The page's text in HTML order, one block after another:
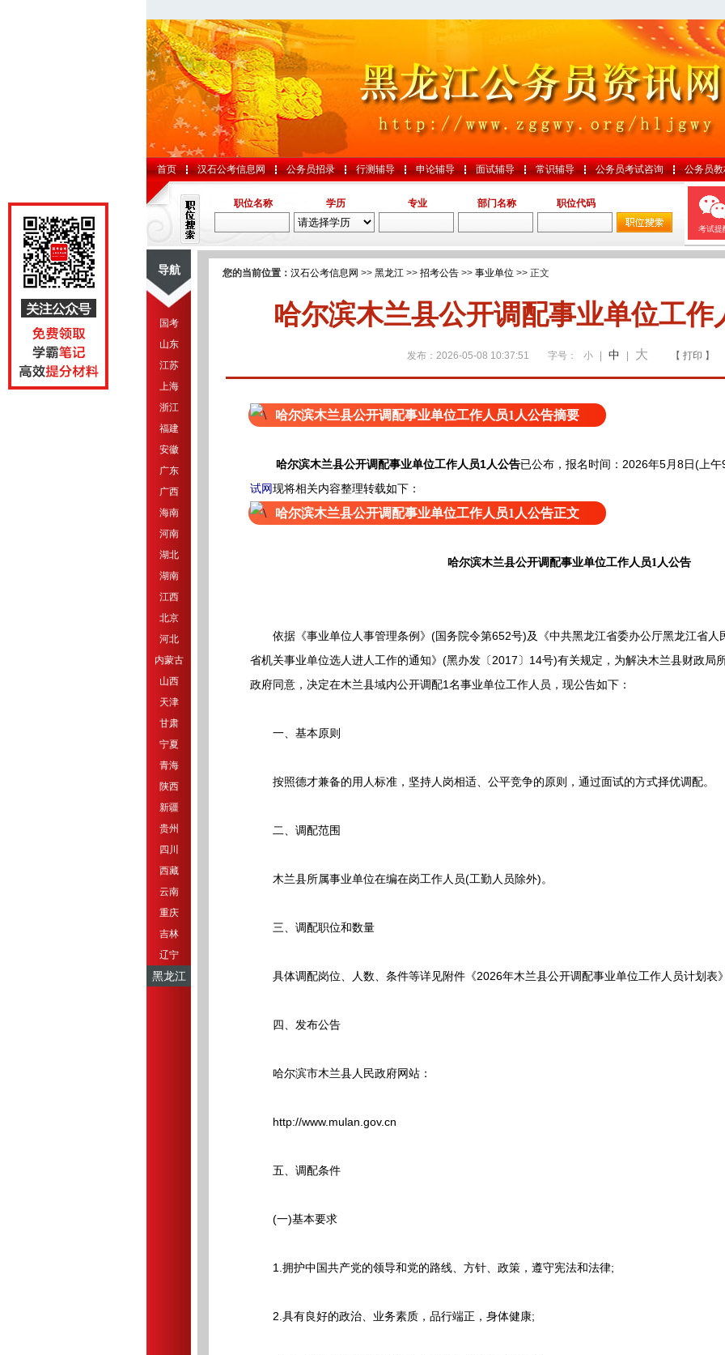
首页 汉石公考信息网 公务员招录 行测辅导 申论辅导 面试辅导 常识辅导 公务员考试咨询 公务员
职位名称 学历 专业 部门名称 职位代码
考试提
导航
国考
山东
江苏
上海
浙江
福建
安徽
广东
广西
海南
河南
湖北
湖南
江西
北京
河北
内蒙古
山西
天津
甘肃
宁夏
青海
陕西
新疆
贵州
四川
西藏
云南
重庆
吉林
辽宁
黑龙江
您的当前位置： 汉石公考信息网 >> 黑龙江 >> 招考公告 >> 事业单位 >> 正文
哈尔滨木兰县公开调配事业单位工作
发布：2026-05-08 10:37:51 字号： 小 中 大 【 打印 】
哈尔滨木兰县公开调配事业单位工作人员1人公告摘要
哈尔滨木兰县公开调配事业单位工作人员1人公告已公布，报名时间：2026年5月8日(上
试网 现将相关内容整理转载如下：
哈尔滨木兰县公开调配事业单位工作人员1人公告正文
哈尔滨木兰县公开调配事业单位工作人员1人公告
依据《事业单位人事管理条例》(国务院令第652号)及《中共黑龙江省委办公厅黑龙江省人
省机关事业单位选人进人工作的通知》(黑办发〔2017〕14号)有关规定，为解决木兰县财政局
政府同意，决定在木兰县域内公开调配1名事业单位工作人员，现公告如下：
一、基本原则
按照德才兼备的用人标准，坚持人岗相适、公平竞争的原则，通过面试的方式择优调配。
二、调配范围
木兰县所属事业单位在编在岗工作人员(工勤人员除外)。
三、调配职位和数量
具体调配岗位、人数、条件等详见附件《2026年木兰县公开调配事业单位工作人员计划表
四、发布公告
哈尔滨市木兰县人民政府网站：
http://www.mulan.gov.cn
五、调配条件
(一)基本要求
1.拥护中国共产党的领导和党的路线、方针、政策，遵守宪法和法律;
2.具有良好的政治、业务素质，品行端正，身体健康;